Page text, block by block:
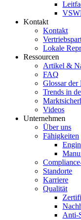
Kontakt
Kontakt
Lokale
Ressourcen
Artikel &
FAQ
Glossar
Trends in
Videos
Unternehmen
Über uns
Fähigkeiten
Standorte
Karriere
Qualität
Anti-